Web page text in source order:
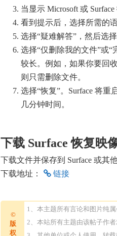
当显示 Microsoft 或
看到提示后，选择所需的
选择“疑难解答”，然后选择
选择“仅删除我的文件”或
较长。例如，如果你要回
则只需删除文件。
选择“恢复”。Surface 将
几分钟时间。
下载 Surface 恢复映
下载文件并保存到 Surface 或其
下载地址：
链接
©
版
权
1、本主题所有言论和图片纯
2、本站所有主题由该帖子作